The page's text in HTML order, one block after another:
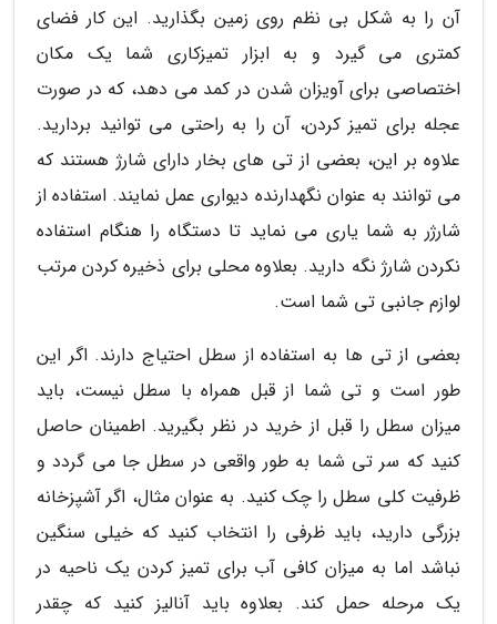
آن را به شکل بی نظم روی زمین بگذارید. این کار فضای
کمتری می گیرد و به ابزار تمیزکاری شما یک مکان
اختصاصی برای آویزان شدن در کمد می دهد، که در صورت
عجله برای تمیز کردن، آن را به راحتی می توانید بردارید.
علاوه بر این، بعضی از تی های بخار دارای شارژ هستند که
می توانند به عنوان نگهدارنده دیواری عمل نمایند. استفاده از
شارژر به شما یاری می نماید تا دستگاه را هنگام استفاده
نکردن شارژ نگه دارید. بعلاوه محلی برای ذخیره کردن مرتب
لوازم جانبی تی شما است.
بعضی از تی ها به استفاده از سطل احتیاج دارند. اگر این
طور است و تی شما از قبل همراه با سطل نیست، باید
میزان سطل را قبل از خرید در نظر بگیرید. اطمینان حاصل
کنید که سر تی شما به طور واقعی در سطل جا می گردد و
ظرفیت کلی سطل را چک کنید. به عنوان مثال، اگر آشپزخانه
بزرگی دارید، باید ظرفی را انتخاب کنید که خیلی سنگین
نباشد اما به میزان کافی آب برای تمیز کردن یک ناحیه در
یک مرحله حمل کند. بعلاوه باید آنالیز کنید که چقدر